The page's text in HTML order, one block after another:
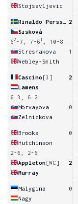
Stojsavljevic
2
Sisková
62 -7, 7-6 1
, 10-8
Stresnakova
1
Webley-Smith
Cascino [3]
2
Lamens
6-3, 6-2
Morvayova
0
Zelnickova
Brooks
0
Hutchinson
2-6, 2-6
Appleton[WC]
2
Murray
Malygina
0
Nagy